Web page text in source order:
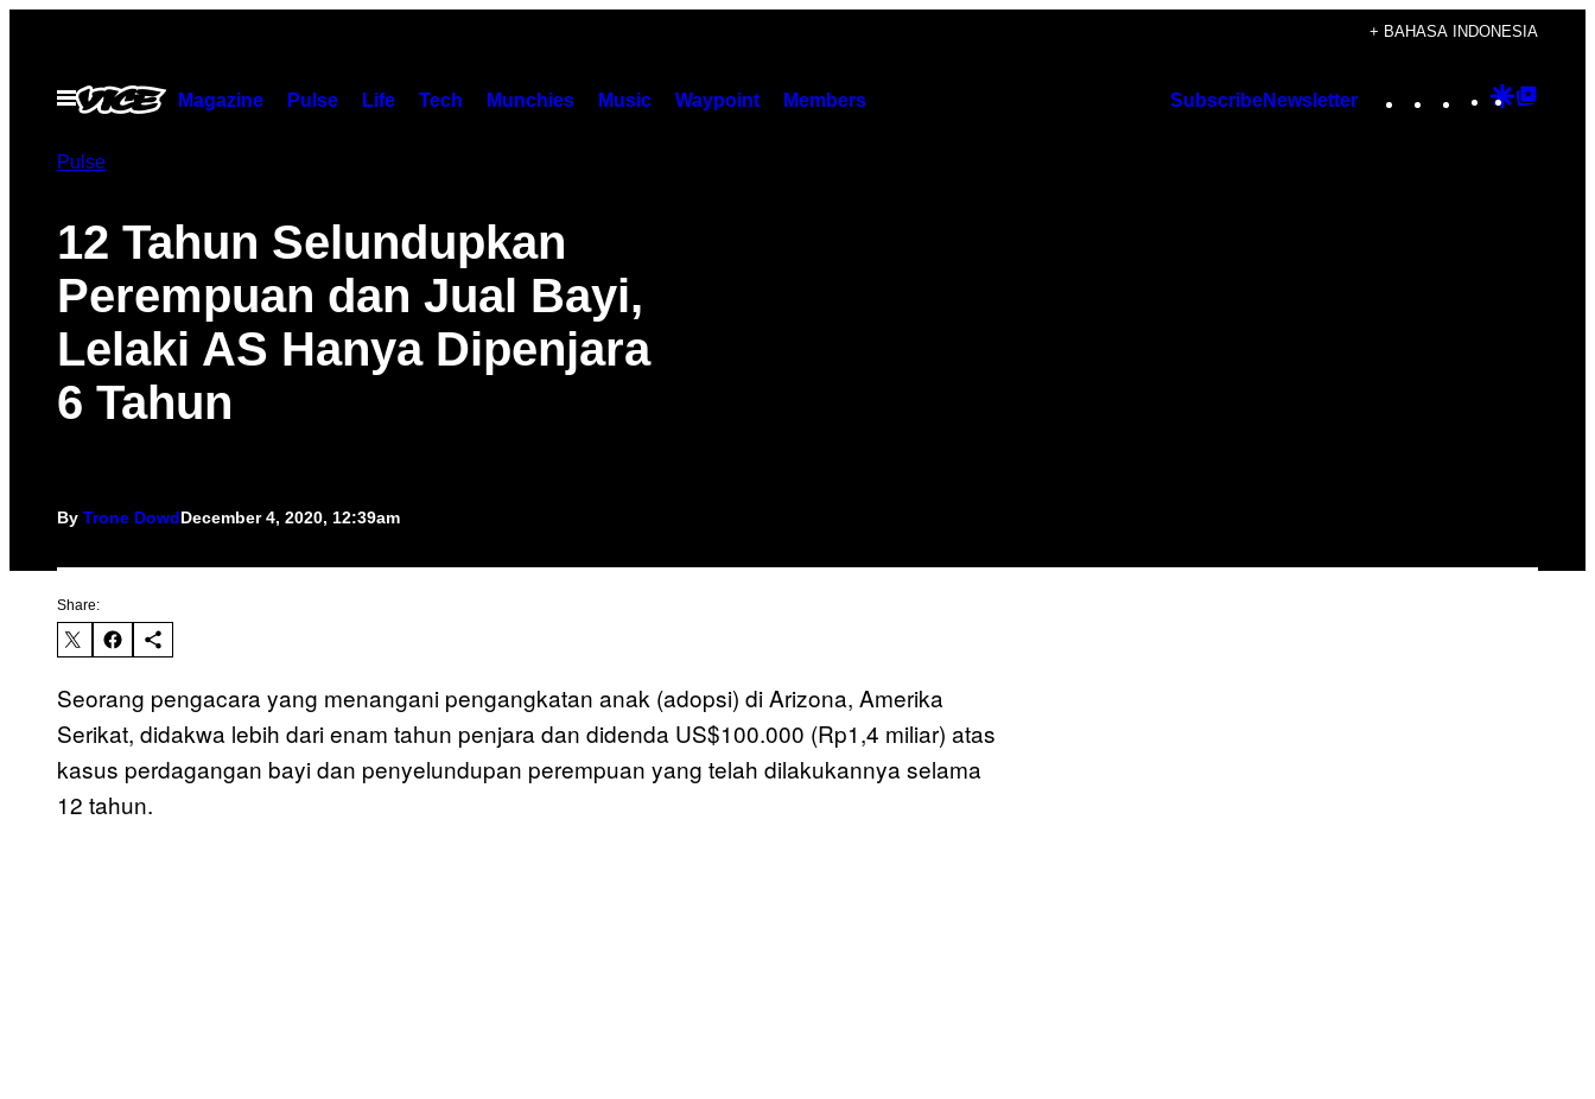
content
+ BAHASA INDONESIA
Open
Menu
Magazine Pulse Life Tech Munchies Music Waypoint Members SubscribeNewsletter Instagram
TikTok
YouTube
Google
Pulse
12 Tahun Selundupkan
Perempuan dan Jual Bayi,
Lelaki AS Hanya Dipenjara
6 Tahun
By Trone DowdDecember 4, 2020, 12:39am
Share:
Seorang pengacara yang menangani pengangkatan anak (adopsi) di Arizona, Amerika
Serikat, didakwa lebih dari enam tahun penjara dan didenda US$100.000 (Rp1,4 miliar) atas
kasus perdagangan bayi dan penyelundupan perempuan yang telah dilakukannya selama
12 tahun.